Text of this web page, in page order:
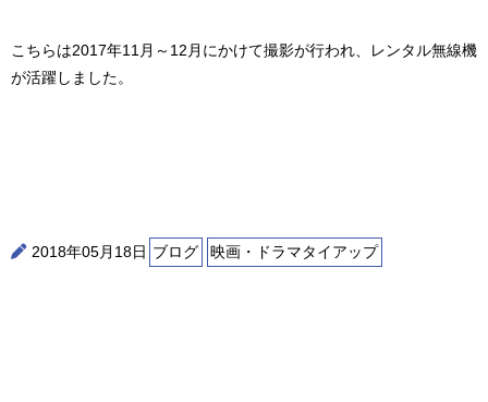
こちらは2017年11月～12月にかけて撮影が行われ、レンタル無線機
が活躍しました。
2018年05月18日 ブログ 映画・ドラマタイアップ